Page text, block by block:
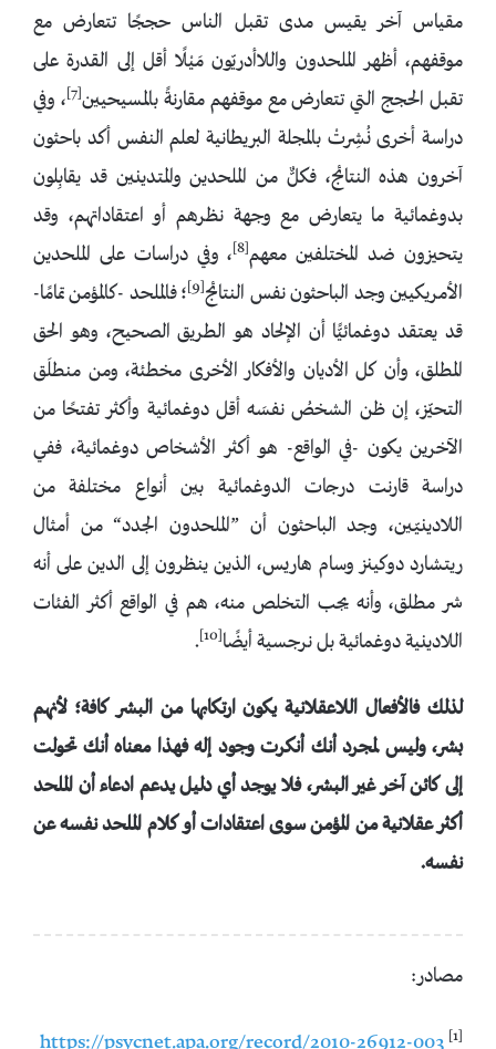
مقياس آخر يقيس مدى تقبل الناس حججًا تتعارض مع
موقفهم، أظهر الملحدون واللاأدريّون مَيْلًا أقل إلى القدرة على
تقبل الحجج التي تتعارض مع موقفهم مقارنةً بالمسيحيين[7]
، وفي
دراسة أخرى نُشِرتْ بالمجلة البريطانية لعلم النفس أكد باحثون
آخرون هذه النتائج، فكلٌّ من الملحدين والمتدينين قد يقابِلون
بدوغمائية ما يتعارض مع وجهة نظرهم أو اعتقاداتهم، وقد
يتحيزون ضد المختلفين معهم[8]
، وفي دراسات على الملحدين
الأمريكيين وجد الباحثون نفس النتائج[9]
؛ فالملحد -كالمؤمن تمامًا-
قد يعتقد دوغمائيًّا أن الإلحاد هو الطريق الصحيح، وهو الحق
المطلق، وأن كل الأديان والأفكار الأخرى مخطئة، ومن منطلَق
التحيّز، إن ظن الشخصُ نفسَه أقل دوغمائية وأكثر تفتحًا من
الآخرين يكون -في الواقع- هو أكثر الأشخاص دوغمائية، ففي
دراسة قارنت درجات الدوغمائية بين أنواع مختلفة من
اللادينيّين، وجد الباحثون أن ”الملحدون الجدد“ من أمثال
ريتشارد دوكينز وسام هاريس، الذين ينظرون إلى الدين على أنه
شر مطلق، وأنه يجب التخلص منه، هم في الواقع أكثر الفئات
اللادينية دوغمائية بل نرجسية أيضًا[10]
.
لذلك فالأفعال اللاعقلانية يكون ارتكابها من البشر كافة؛ لأنهم
بشر، وليس لمجرد أنك أنكرت وجود إله فهذا معناه أنك تحولت
إلى كائن آخر غير البشر، فلا يوجد أي دليل يدعم ادعاء أن الملحد
أكثر عقلانية من المؤمن سوى اعتقادات أو كلام الملحد نفسه عن
نفسه.
مصادر:
[1]